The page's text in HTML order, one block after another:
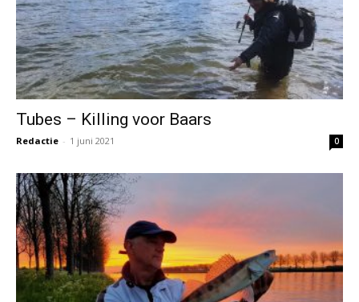
Tubes – Killing voor Baars
Redactie - 1 juni 2021 0